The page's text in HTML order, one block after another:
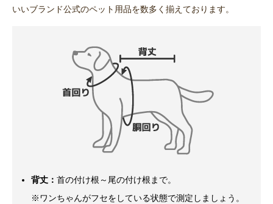
いいブランド公式のペット用品を数多く揃えております。
背丈： 首の付け根～尾の付け根まで。
※ワンちゃんがフセをしている状態で測定しましょう。